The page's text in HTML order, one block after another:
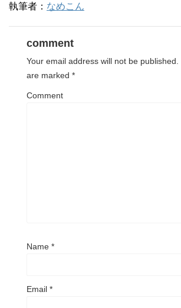
執筆者： なめこん
comment
Your email address will not be published.
are marked *
Comment
Name *
Email *